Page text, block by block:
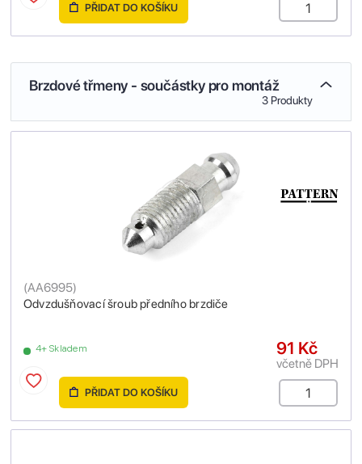
PŘIDAT DO KOŠÍKU
Brzdové třmeny - součástky pro montáž
3 Produkty
Odvzdušňovací šroub předního brzdiče
(AA6995)
4+ Skladem 91 Kč
včetně DPH
PŘIDAT DO KOŠÍKU